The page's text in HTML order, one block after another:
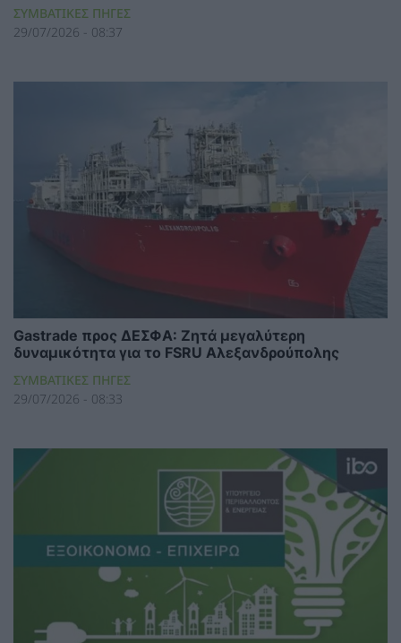
ΣΥΜΒΑΤΙΚΕΣ ΠΗΓΕΣ
29/07/2026 - 08:37
Gastrade προς ΔΕΣΦΑ: Ζητά μεγαλύτερη
δυναμικότητα για το FSRU Αλεξανδρούπολης
ΣΥΜΒΑΤΙΚΕΣ ΠΗΓΕΣ
29/07/2026 - 08:33